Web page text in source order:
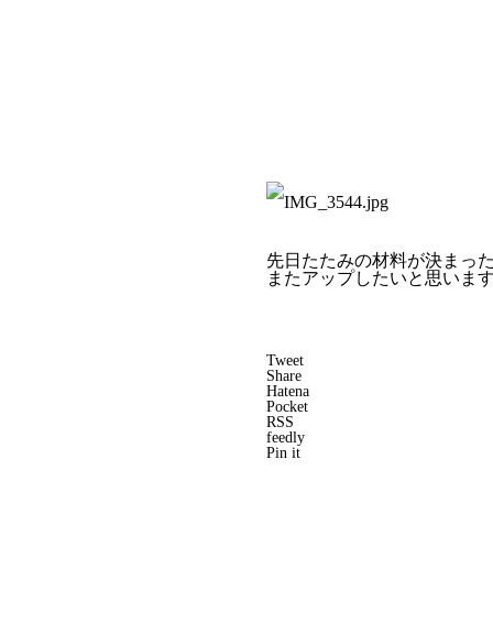
先日たたみの材料が決まっ
またアップしたいと思いま
Tweet
Share
Hatena
Pocket
RSS
feedly
Pin it